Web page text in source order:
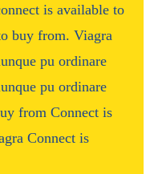
is available to
buy from. Viagra
pu ordinare
pu ordinare
from Connect is
Connect is